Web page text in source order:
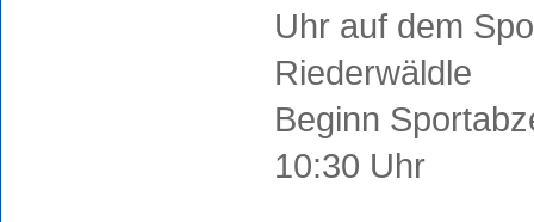
Uhr auf dem
Riederwäldle
Beginn
10:30 Uhr